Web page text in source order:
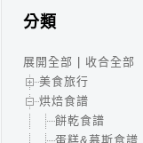
分類
展開全部
收合全部
美食旅行
烘焙食譜
餅乾食譜
蛋糕&慕斯食譜